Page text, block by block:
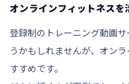
オンラインフィットネスを
登録制のトレーニング動画
うかもしれませんが、オン
すすめです。